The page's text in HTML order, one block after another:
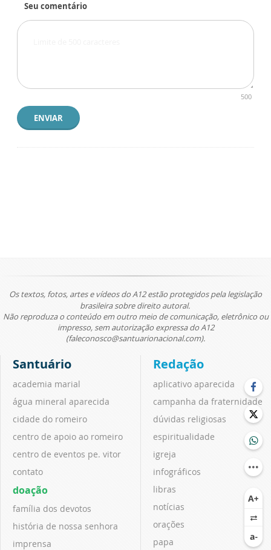
Seu comentário
500
ENVIAR
Os textos, fotos, artes e vídeos do A12 estão protegidos pela legislação
brasileira sobre direito autoral.
Não reproduza o conteúdo em outro meio de comunicação, eletrônico ou
impresso, sem autorização expressa do A12
(faleconosco@santuarionacional.com).
Santuário
academia marial
água mineral aparecida
cidade do romeiro
centro de apoio ao romeiro
centro de eventos pe. vitor
contato
doação
família dos devotos
história de nossa senhora
imprensa
Redação
aplicativo aparecida
campanha da fraternidade
dúvidas religiosas
espiritualidade
igreja
infográficos
libras
notícias
orações
papa